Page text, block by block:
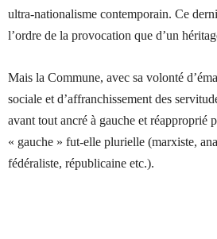
ultra-nationalisme contemporain. Ce
l’ordre de la provocation que d’un
Mais la Commune, avec sa volonté
sociale et d’affranchissement des
avant tout ancré à gauche et réapproprié
« gauche » fut-elle plurielle (marxiste,
fédéraliste, républicaine etc.).